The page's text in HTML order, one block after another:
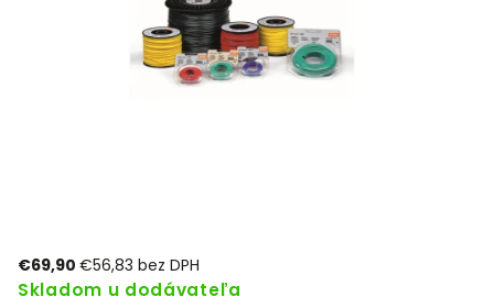
€69,90 €56,83 bez DPH
Skladom u dodávateľa